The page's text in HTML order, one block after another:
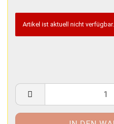
Artikel ist aktuell nicht verfügbar.